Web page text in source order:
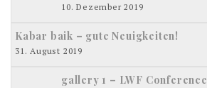
10. Dezember 2019
Kabar baik – gute Neuigkeiten!
31. August 2019
gallery 1 – LWF Conference